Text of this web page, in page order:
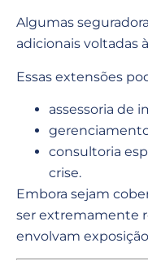
Algumas
adicionais voltadas
Essas extensões
assessoria de
consultoria
crise.
Embora sejam
ser extremamente
envolvam